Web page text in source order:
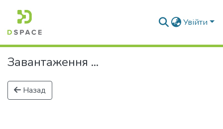
Увійти
Завантаження ...
Назад